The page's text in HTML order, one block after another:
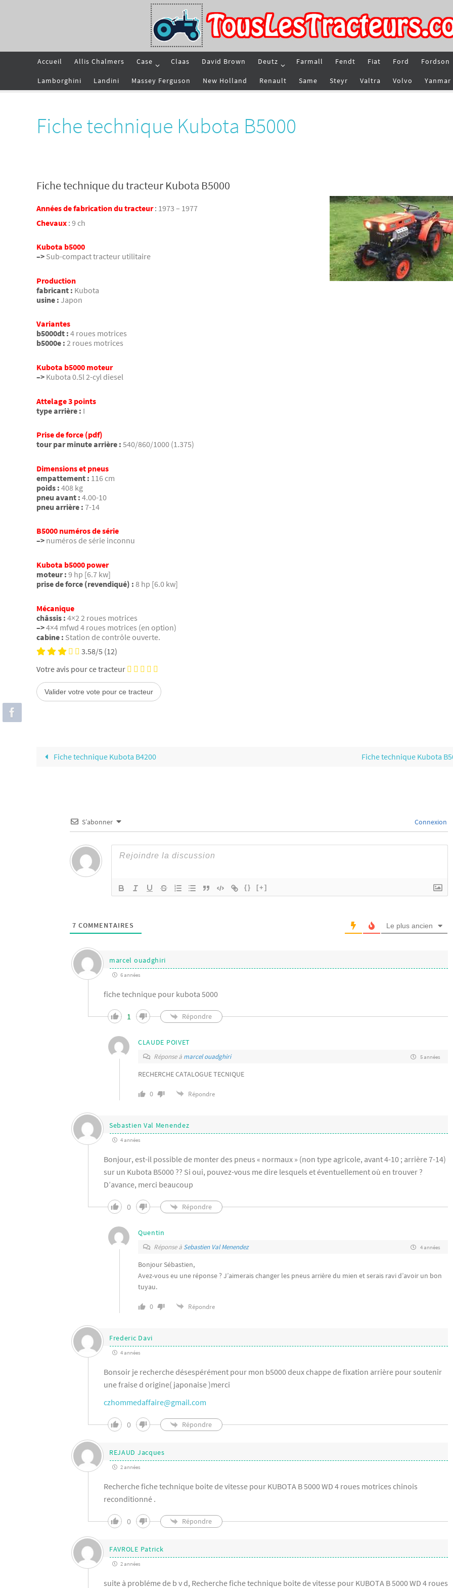
Accueil Allis Chalmers Case Claas David Brown Deutz Farmall Fendt Fiat Ford Fordson
Lamborghini Landini Massey Ferguson New Holland Renault Same Steyr Valtra Volvo Yanmar
Fiche technique Kubota B5000
Fiche technique du tracteur Kubota B5000
Années de fabrication du tracteur: 1973 – 1977
Chevaux : 9 ch
Kubota b5000
–> Sub-compact tracteur utilitaire
Production
fabricant : Kubota
usine : Japon
Variantes
b5000dt : 4 roues motrices
b5000e : 2 roues motrices
Kubota b5000 moteur
–> Kubota 0.5l 2-cyl diesel
Attelage 3 points
type arrière : I
Prise de force (pdf)
tour par minute arrière : 540/860/1000 (1.375)
Dimensions et pneus
empattement : 116 cm
poids : 408 kg
pneu avant : 4.00-10
pneu arrière : 7-14
B5000 numéros de série
–> numéros de série inconnu
Kubota b5000 power
moteur : 9 hp [6.7 kw]
prise de force (revendiqué) : 8 hp [6.0 kw]
Mécanique
châssis : 4×2 2 roues motrices
–>4×4 mfwd 4 roues motrices (en option)
cabine : Station de contrôle ouverte.
3.58/5 (12)
Votre avis pour ce tracteur
Fiche technique Kubota B4200 Fiche technique Kubota
S’abonner Connexion
{} [+]
7 COMMENTAIRES Le plus ancien
marcel ouadghiri
6 années
fiche technique pour kubota 5000
1 Répondre
CLAUDE POIVET
Réponse à marcel ouadghiri 5 années
RECHERCHE CATALOGUE TECNIQUE
0 Répondre
Sebastien Val Menendez
4 années
Bonjour, est-il possible de monter des pneus « normaux » (non type agricole, avant 4-10 ; arrière 7-14)
sur un Kubota B5000 ?? Si oui, pouvez-vous me dire lesquels et éventuellement où en trouver ?
D’avance, merci beaucoup
0 Répondre
Quentin
Réponse à Sebastien Val Menendez 4 années
Bonjour Sébastien,
Avez-vous eu une réponse ? J’aimerais changer les pneus arrière du mien et serais ravi d’avoir un bon
tuyau.
0 Répondre
Frederic Davi
4 années
Bonsoir je recherche désespérément pour mon b5000 deux chappe de fixation arrière pour soutenir
une fraise d origine( japonaise )merci
czhommedaffaire@gmail.com
0 Répondre
REJAUD Jacques
2 années
Recherche fiche technique boite de vitesse pour KUBOTA B 5000 WD 4 roues motrices chinois
reconditionné .
0 Répondre
FAVROLE Patrick
2 années
suite à probléme de b v d, Recherche fiche technique boite de vitesse pour KUBOTA B 5000 WD 4 roues